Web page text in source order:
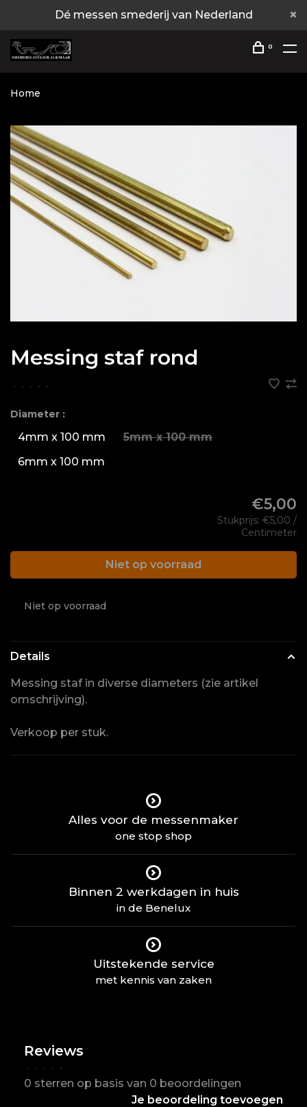
Dé messen smederij van Nederland
0
Home
Messing staf rond
• • • • •
Diameter :
4mm x 100 mm
5mm x 100 mm
6mm x 100 mm
€5,00
Stukprijs: €5,00 /
Centimeter
Niet op voorraad
Niet op voorraad
Details
Messing staf in diverse diameters (zie artikel
omschrijving).
Verkoop per stuk.
Alles voor de messenmaker
one stop shop
Binnen 2 werkdagen in huis
in de Benelux
Uitstekende service
met kennis van zaken
Reviews
• • • • •
0 sterren op basis van 0 beoordelingen
Je beoordeling toevoegen